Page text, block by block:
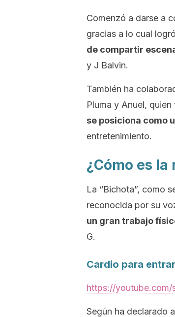
Comenzó a darse a
gracias a lo cual
de compartir
y J Balvin.
También ha
Pluma y Anuel,
se posiciona como
entretenimiento.
¿Cómo es la
La “Bichota”, como
reconocida por su
un gran trabajo
G.
Cardio para
https://youtube.com/
Según ha declarado